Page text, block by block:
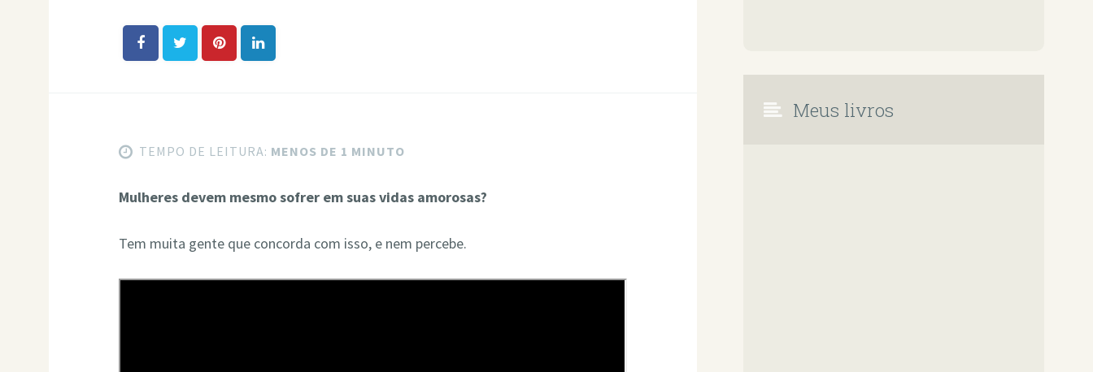
TEMPO DE LEITURA: MENOS DE 1 MINUTO
Mulheres devem mesmo sofrer em suas vidas amorosas?
Tem muita gente que concorda com isso, e nem percebe.
Meus livros